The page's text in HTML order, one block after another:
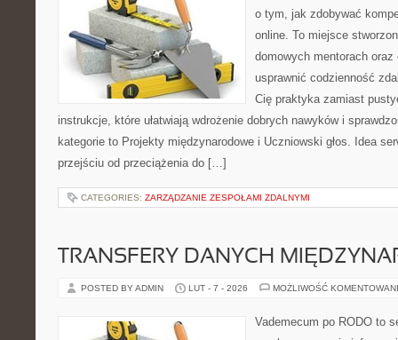
o tym, jak zdobywać
online. To miejsce
domowych mentorach
usprawnić codzienność
Cię praktyka zamiast
instrukcje, które ułatwiają wdrożenie dobrych nawyków i
kategorie to Projekty międzynarodowe i Uczniowski głos. Idea
przejściu od przeciążenia do […]
CATEGORIES: ZARZĄDZANIE ZESPOŁAMI ZDALNYMI
TRANSFERY DANYCH
POSTED BY ADMIN LUT - 7 - 2026 MOŻLIWOŚĆ
Vademecum po RODO to